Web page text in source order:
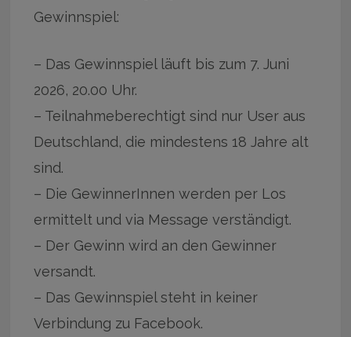
Gewinnspiel:
– Das Gewinnspiel läuft bis zum 7. Juni
2026, 20.00 Uhr.
– Teilnahmeberechtigt sind nur User aus
Deutschland, die mindestens 18 Jahre alt
sind.
– Die GewinnerInnen werden per Los
ermittelt und via Message verständigt.
– Der Gewinn wird an den Gewinner
versandt.
– Das Gewinnspiel steht in keiner
Verbindung zu Facebook.